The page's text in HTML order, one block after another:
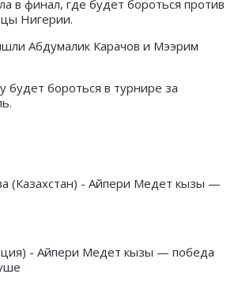
в финал, где будет бороться против
Нигерии.
Абдумалик Карачов и Мээрим
будет бороться в турнире за
(Казахстан) - Айпери Медет кызы —
- Айпери Медет кызы — победа